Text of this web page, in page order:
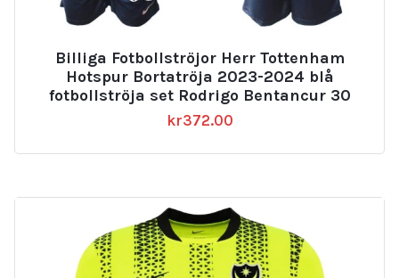
Billiga Fotbollströjor Herr Tottenham
Hotspur Bortatröja 2023-2024 blå
fotbollströja set Rodrigo Bentancur 30
kr372.00